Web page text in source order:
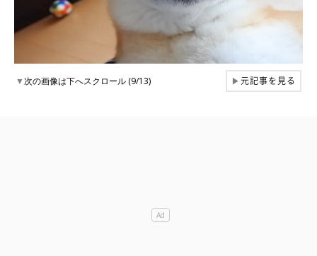
▼次の画像は下へスクロール (9/13) ▶元記事を見る